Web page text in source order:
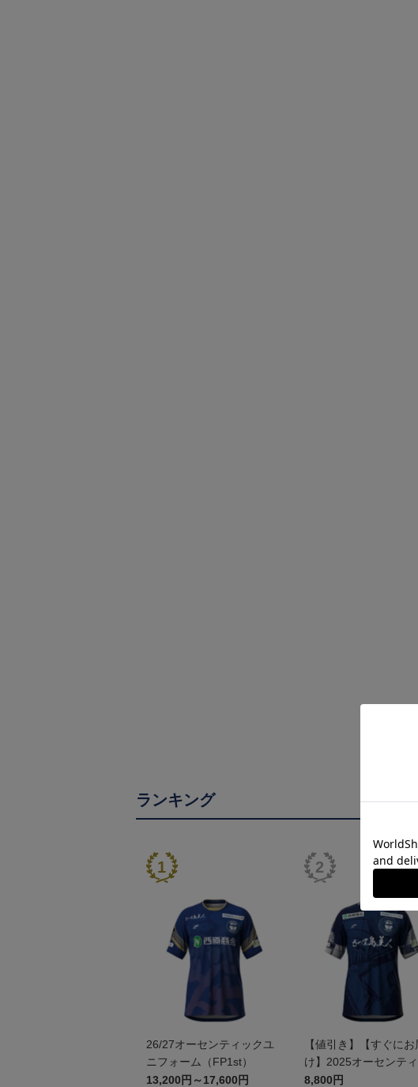
ランキング
26/27オーセンティックユ
ニフォーム（FP1st）
13,200円～17,600円
【値引き】【すぐにお
け】2025オーセンティ
ユニフォーム FP1st
8,800円